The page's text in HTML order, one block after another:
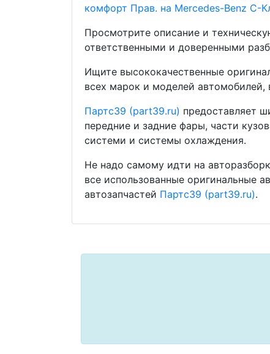
комфорт Прав. на Mercedes-Benz C-
Просмотрите описание и
ответственными и доверенными
Ищите высококачественные
всех марок и моделей автомобилей,
Партс39 (part39.ru) предоставляет
передние и задние фары, части
системи и системы охлаждения.
Не надо самому идти на
все использованные оригинальные
автозапчастей Партс39 (part39.ru).